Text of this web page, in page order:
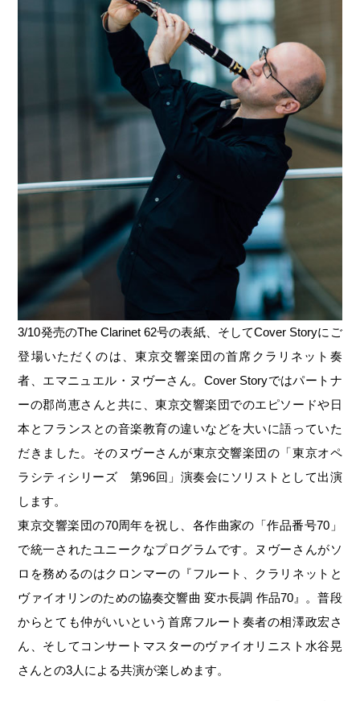
3/10発売のThe Clarinet 62号の表紙、そしてCover Storyにご
登場いただくのは、東京交響楽団の首席クラリネット奏
者、エマニュエル・ヌヴーさん。Cover Storyではパートナ
ーの郡尚恵さんと共に、東京交響楽団でのエピソードや日
本とフランスとの音楽教育の違いなどを大いに語っていた
だきました。そのヌヴーさんが東京交響楽団の「東京オペ
ラシティシリーズ 第96回」演奏会にソリストとして出演
します。
東京交響楽団の70周年を祝し、各作曲家の「作品番号70」
で統一されたユニークなプログラムです。ヌヴーさんがソ
ロを務めるのはクロンマーの『フルート、クラリネットと
ヴァイオリンのための協奏交響曲 変ホ長調 作品70』。普段
からとても仲がいいという首席フルート奏者の相澤政宏さ
ん、そしてコンサートマスターのヴァイオリニスト水谷晃
さんとの3人による共演が楽しめます。